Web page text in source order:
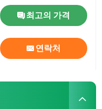
최고의 가격
연락처